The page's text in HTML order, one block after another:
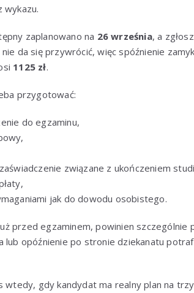
wykazu.
zaplanowano na 26 września, a
da się przywrócić, więc spóźnienie
1125 zł.
przygotować:
do egzaminu,
związane z ukończeniem
jak do dowodu osobistego.
przed egzaminem, powinien szczególnie
lub opóźnienie po stronie dziekanatu
wtedy, gdy kandydat ma realny plan na